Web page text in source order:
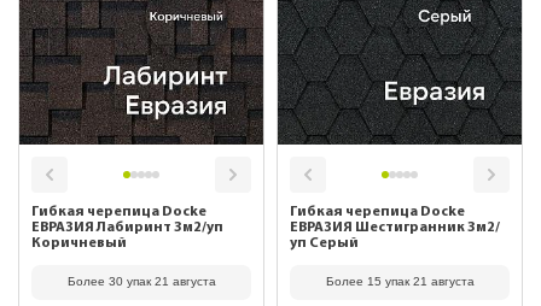
Гибкая черепица Docke
ЕВРАЗИЯ Лабиринт 3м2/уп
Коричневый
Более 30 упак 21 августа
Гибкая черепица Docke
ЕВРАЗИЯ Шестигранник 3м2/
уп Серый
Более 15 упак 21 августа